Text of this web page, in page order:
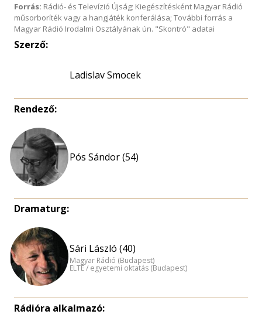
Forrás: Rádió- és Televízió Újság; Kiegészítésként Magyar Rádió
műsorboríték vagy a hangjáték konferálása; További forrás a
Magyar Rádió Irodalmi Osztályának ún. "Skontró" adatai
Szerző:
Ladislav Smocek
Rendező:
Pós Sándor (54)
Dramaturg:
Sári László (40)
Magyar Rádió (Budapest)
ELTE / egyetemi oktatás (Budapest)
Rádióra alkalmazó: